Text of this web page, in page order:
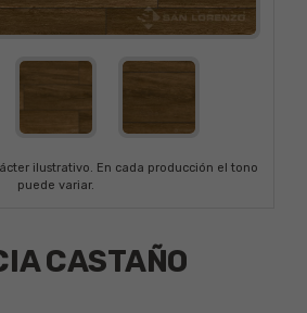
ilustrativo. En cada producción el tono
puede variar.
CASTAÑO